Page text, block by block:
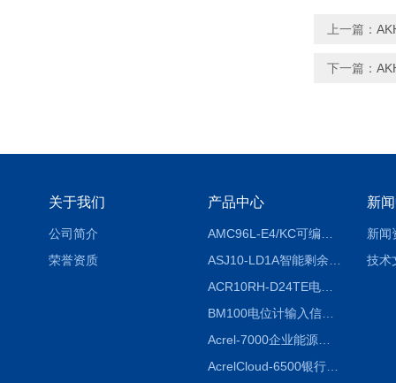
上一篇：
下一篇：
关于我们
公司简介
荣誉资质
产品中心
ACR10RH-D24TE电力仪表外置开口式互感器
BM100电位计输入信号隔离器
Acrel-7000企业能源管控平台
AcrelCloud-6500银行业安全用电能耗云平台
新
新闻
技术